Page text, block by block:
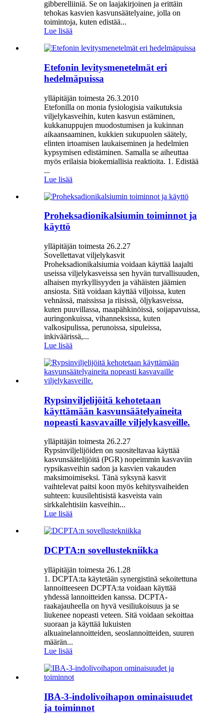
gibberelliiniä. Se on laajakirjoinen ja erittäin
tehokas kasvien kasvunsäätelyaine, jolla on
toimintoja, kuten edistää...
Lue lisää
Etefonin levitysmenetelmät eri
hedelmäpuissa
ylläpitäjän toimesta 26.3.2010
Etefonilla on monia fysiologisia vaikutuksia
viljelykasveihin, kuten kasvun estäminen,
kukkanuppujen muodostumisen ja kukinnan
aikaansaaminen, kukkien sukupuolen säätely,
elinten irtoamisen laukaiseminen ja hedelmien
kypsymisen edistäminen. Samalla se aiheuttaa
myös erilaisia ​​biokemiallisia reaktioita. 1. Edistää
...
Lue lisää
Proheksadionikalsiumin toiminnot ja
käyttö
ylläpitäjän toimesta 26.2.27
Sovellettavat viljelykasvit
Proheksadionikalsiumia voidaan käyttää laajalti
useissa viljelykasveissa sen hyvän turvallisuuden,
alhaisen myrkyllisyyden ja vähäisten jäämien
ansiosta. Sitä voidaan käyttää viljoissa, kuten
vehnässä, maississa ja riisissä, öljykasveissa,
kuten puuvillassa, maapähkinöissä, soijapavuissa,
auringonkuissa, vihanneksissa, kuten
valkosipulissa, perunoissa, sipuleissa,
inkiväärissä,...
Lue lisää
Rypsinviljelijöitä kehotetaan
käyttämään kasvunsäätelyaineita
nopeasti kasvavaille viljelykasveille.
ylläpitäjän toimesta 26.2.27
Rypsinviljelijöiden on suositeltavaa käyttää
kasvunsäätelijöitä (PGR) nopeimmin kasvaviin
rypsikasveihin sadon ja kasvien vakauden
maksimoimiseksi. Tänä syksynä kasvit
vaihtelevat paitsi koon myös kehitysvaiheiden
suhteen: kuusilehtisistä kasveista vain
sirkkalehtisiin kasveihin...
Lue lisää
DCPTA:n sovellustekniikka
ylläpitäjän toimesta 26.1.28
1. DCPTA:ta käytetään synergistinä sekoitettuna
lannoitteeseen DCPTA:ta voidaan käyttää
yhdessä lannoitteiden kanssa. DCPTA-
raakajauheella on hyvä vesiliukoisuus ja se
liukenee nopeasti veteen. Sitä voidaan sekoittaa
suoraan ja käyttää lukuisten
alkuainelannoitteiden, seoslannoitteiden, suuren
määrän...
Lue lisää
IBA-3-indolivoihapon ominaisuudet
ja toiminnot